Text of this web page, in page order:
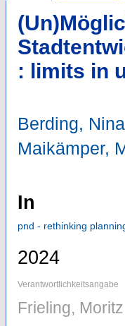
: limits in
Berding, Nina
Maikämper,
In
pnd - rethinking
2024
Verantwortlichkeitsangabe
Frieling,